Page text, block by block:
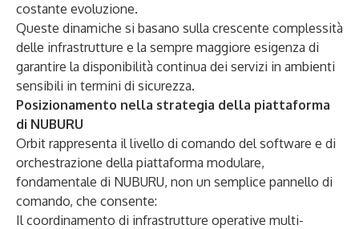
costante evoluzione.
Queste dinamiche si basano sulla crescente complessità
delle infrastrutture e la sempre maggiore esigenza di
garantire la disponibilità continua dei servizi in ambienti
sensibili in termini di sicurezza.
Posizionamento nella strategia della piattaforma
di NUBURU
Orbit rappresenta il livello di comando del software e di
orchestrazione della piattaforma modulare,
fondamentale di NUBURU, non un semplice pannello di
comando, che consente:
Il coordinamento di infrastrutture operative multi-